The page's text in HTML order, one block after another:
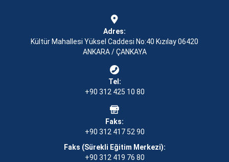
Adres:
Kültür Mahallesi Yüksel Caddesi No:40 Kızılay 06420
ANKARA / ÇANKAYA
Tel:
+90 312 425 10 80
Faks:
+90 312 417 52 90
Faks (Sürekli Eğitim Merkezi):
+90 312 419 76 80